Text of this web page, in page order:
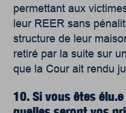
permettant aux
leur REER sans
structure de leur
retiré par la suite sur
que la Cour ait rendu
10. Si vous êtes